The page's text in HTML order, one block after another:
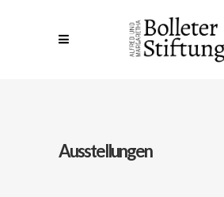
Ausstellungen